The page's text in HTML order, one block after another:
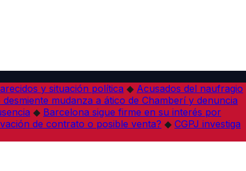
y situación política ◆ Acusados del naufragio
desmiente mudanza a ático de Chamberí y denuncia
◆ Barcelona sigue firme en su interés por
de contrato o posible venta? ◆ CGPJ investiga